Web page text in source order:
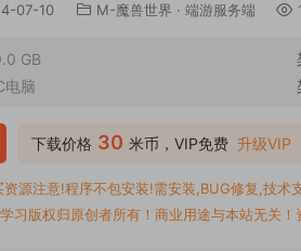
07-10 M-魔兽世界 · 端游服务端
GB
电脑
下载价格 30 米币，VIP免费 升级VIP
源注意!程序不包安装!需安装,BUG修复,技术
习版权归原创者所有！商业用途与本站无关